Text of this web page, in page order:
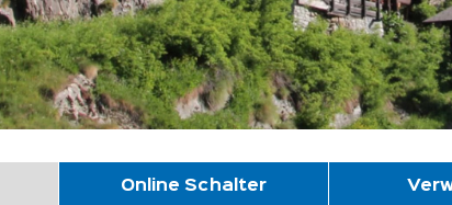
Online Schalter